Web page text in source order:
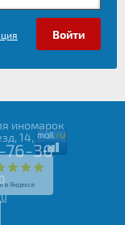
иномарок
14,
76-30